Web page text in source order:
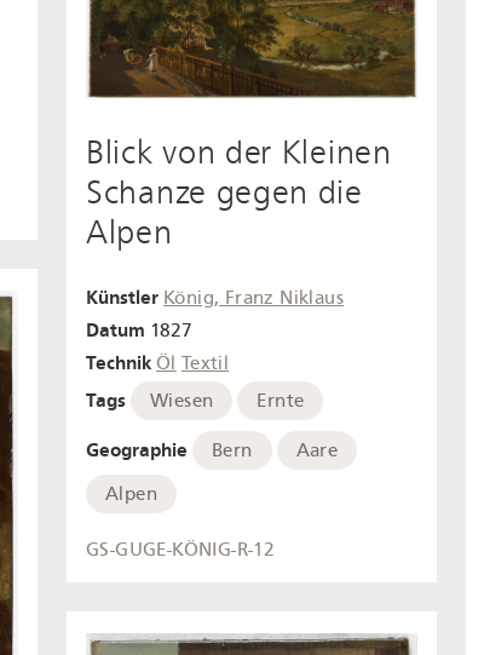
Blick von der Kleinen
Schanze gegen die
Alpen
Künstler König, Franz Niklaus
Datum 1827
Technik Öl Textil
Tags Wiesen Ernte
Geographie Bern
Aare
Alpen
GS-GUGE-KÖNIG-R-12